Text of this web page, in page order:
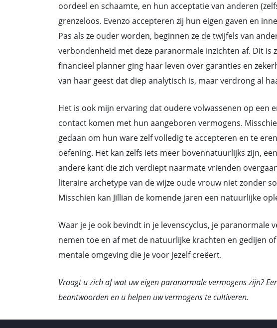
oordeel en schaamte, en hun acceptatie van anderen
grenzeloos. Evenzo accepteren zij hun eigen gaven en
Pas als ze ouder worden, beginnen ze de twijfels van
verbondenheid met deze paranormale inzichten af. Dit is
financieel planner ging haar leven over garanties en
van haar geest dat diep analytisch is, maar verdrong al
Het is ook mijn ervaring dat oudere volwassenen op een
contact komen met hun aangeboren vermogens.
gedaan om hun ware zelf volledig te accepteren en te
oefening. Het kan zelfs iets meer bovennatuurlijks zijn,
andere kant die zich verdiept naarmate vrienden
literaire archetype van de wijze oude vrouw niet zonder
Misschien kan Jillian de komende jaren een natuurlijke
Waar je je ook bevindt in je levenscyclus, je paranormale
nemen toe en af met de natuurlijke krachten en gedijen
mentale omgeving die je voor jezelf creëert.
Vraagt u zich af wat uw eigen paranormale vermogens zijn?
beantwoorden en u helpen uw vermogens te cultiveren.